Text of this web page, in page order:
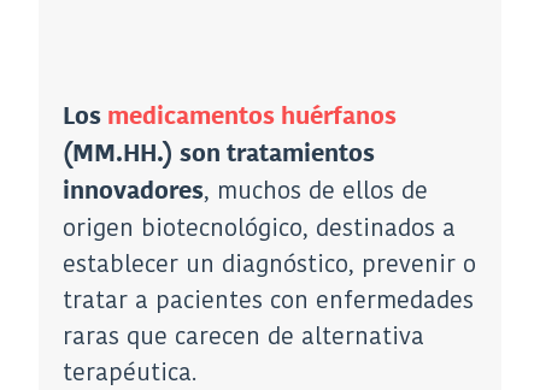
Los medicamentos huérfanos
(MM.HH.) son tratamientos
innovadores, muchos de ellos de
origen biotecnológico, destinados a
establecer un diagnóstico, prevenir o
tratar a pacientes con enfermedades
raras que carecen de alternativa
terapéutica.